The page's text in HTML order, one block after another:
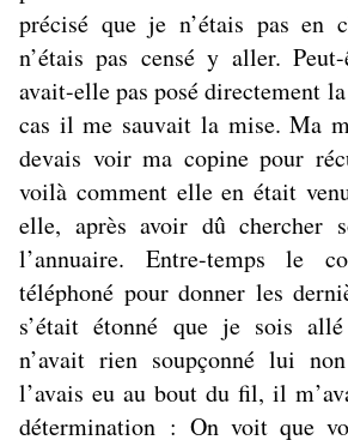
précisé que je n’étais pas en
n’étais pas censé y aller.
avait-elle pas posé directement
cas il me sauvait la mise. Ma
devais voir ma copine pour
voilà comment elle en était
elle, après avoir dû chercher
l’annuaire. Entre-temps le
téléphoné pour donner les
s’était étonné que je sois
n’avait rien soupçonné lui
l’avais eu au bout du fil, il
détermination : On voit que